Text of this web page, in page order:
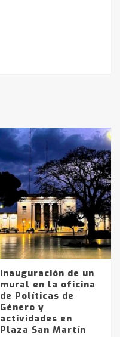
Inauguración de un
mural en la oficina
de Políticas de
Género y
actividades en
Plaza San Martín